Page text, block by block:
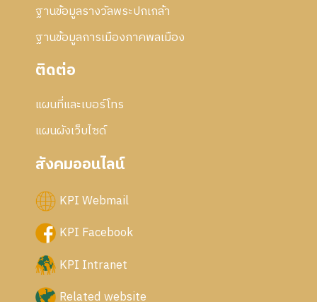
ฐานข้อมูลรางวัลพระปกเกล้า
ฐานข้อมูลการเมืองภาคพลเมือง
ติดต่อ
แผนที่และเบอร์โทร
แผนผังเว็บไซด์
สังคมออนไลน์
KPI Webmail
KPI Facebook
KPI Intranet
Related website